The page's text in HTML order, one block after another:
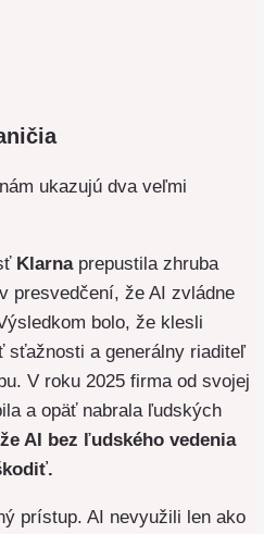
ukazujú dva veľmi
Klarnaprepustila zhruba
presvedčení, že AI zvládne
bolo, že klesli
sťažnosti a generálny riaditeľ
V roku 2025 firma od svojej
a opäť nabrala ľudských
AI bez ľudského vedenia
prístup. AI nevyužili len ako